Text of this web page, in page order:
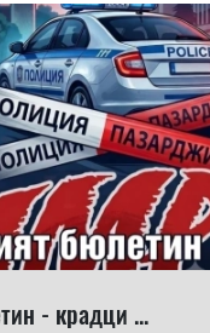
- крадци ...